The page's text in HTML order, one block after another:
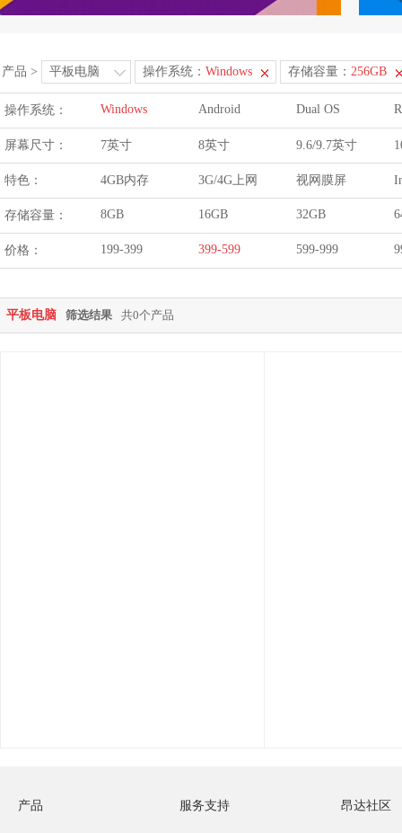
产品 > 平板电脑 操作系统： Windows 存储容量： 256GB
操作系统： Windows Android Dual OS
屏幕尺寸： 7英寸 8英寸 9.6/9.7英寸
特色： 4GB内存 3G/4G上网 视网膜屏
存储容量： 8GB 16GB 32GB
价格： 199-399 399-599 599-999
平板电脑 筛选结果 共0个产品
产品 服务支持 昂达社区